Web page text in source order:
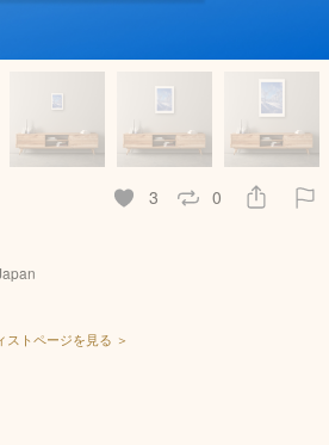
3 0
ストページを見る ＞